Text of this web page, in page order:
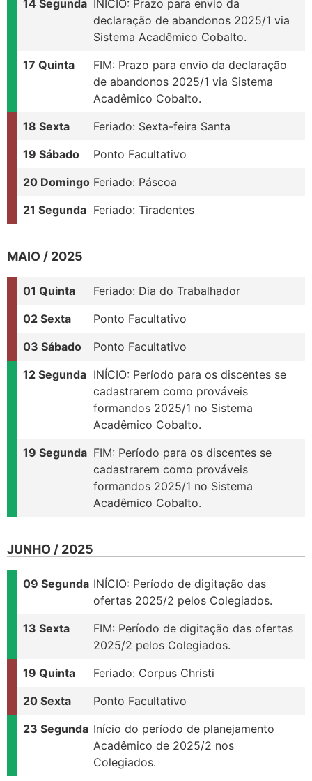
14 Segunda
INÍCIO: Prazo para envio da
declaração de abandonos 2025/1 via
Sistema Acadêmico Cobalto.
17 Quinta
FIM: Prazo para envio da declaração
de abandonos 2025/1 via Sistema
Acadêmico Cobalto.
18 Sexta
Feriado: Sexta-feira Santa
19 Sábado
Ponto Facultativo
20 Domingo Feriado: Páscoa
21 Segunda Feriado: Tiradentes
MAIO / 2025
01 Quinta
Feriado: Dia do Trabalhador
02 Sexta
Ponto Facultativo
03 Sábado
Ponto Facultativo
12 Segunda INÍCIO: Período para os discentes se
cadastrarem como prováveis
formandos 2025/1 no Sistema
Acadêmico Cobalto.
19 Segunda FIM: Período para os discentes se
cadastrarem como prováveis
formandos 2025/1 no Sistema
Acadêmico Cobalto.
JUNHO / 2025
09 Segunda INÍCIO: Período de digitação das
ofertas 2025/2 pelos Colegiados.
13 Sexta
FIM: Período de digitação das ofertas
2025/2 pelos Colegiados.
19 Quinta
Feriado: Corpus Christi
20 Sexta
Ponto Facultativo
23 Segunda Início do período de planejamento
Acadêmico de 2025/2 nos
Colegiados.